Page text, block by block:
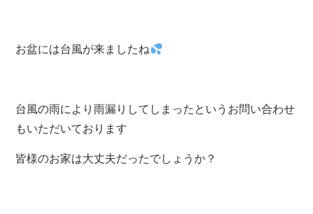
お盆には台風が来ましたね
台風の雨により雨漏りしてしまったというお問い合わせ
もいただいております
皆様のお家は大丈夫だったでしょうか？